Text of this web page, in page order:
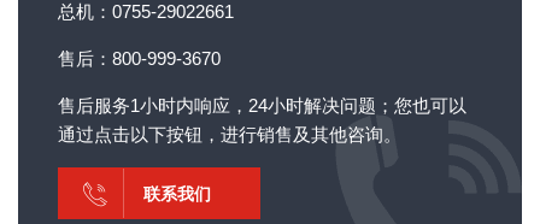
总机：0755-29022661
售后：800-999-3670
售后服务1小时内响应，24小时解决问题；您也可以
通过点击以下按钮，进行销售及其他咨询。
联系我们